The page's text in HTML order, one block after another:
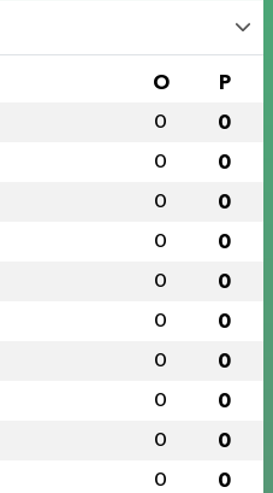
O P
0 0
0 0
0 0
0 0
0 0
0 0
0 0
0 0
0 0
0 0